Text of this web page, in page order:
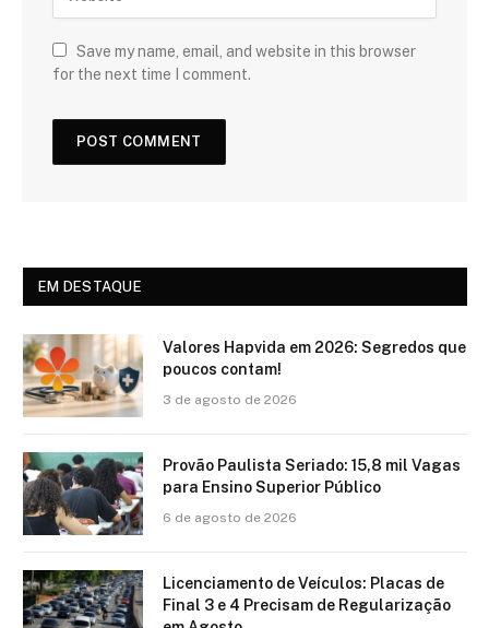
Save my name, email, and website in this browser
for the next time I comment.
EM DESTAQUE
Valores Hapvida em 2026: Segredos que
poucos contam!
3 de agosto de 2026
Provão Paulista Seriado: 15,8 mil Vagas
para Ensino Superior Público
6 de agosto de 2026
Licenciamento de Veículos: Placas de
Final 3 e 4 Precisam de Regularização